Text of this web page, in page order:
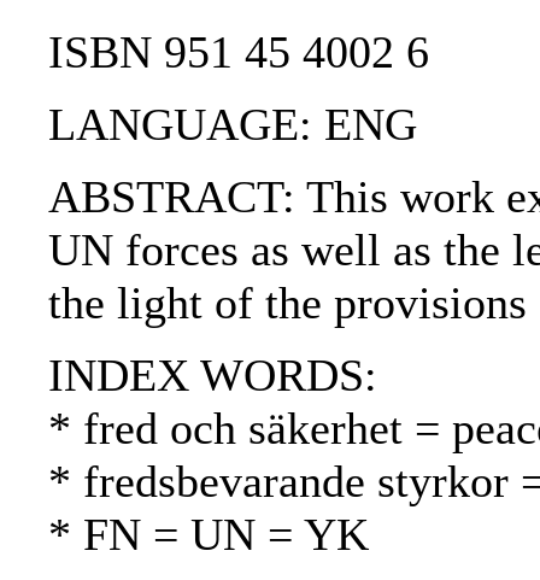
ISBN 951 45 4002 6
LANGUAGE: ENG
ABSTRACT: This work
UN forces as well as the
the light of the
INDEX WORDS:
* fred och säkerhet =
* fredsbevarande styrkor
* FN = UN = YK